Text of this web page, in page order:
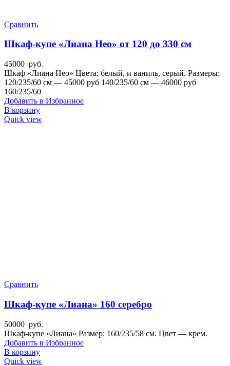
Сравнить
Шкаф-купе «Лиана Нео» от 120 до 330 см
45000 руб.
Шкаф «Лиана Нео» Цвета: белый, и ваниль, серый. Размеры:
120/235/60 см — 45000 руб 140/235/60 см — 46000 руб
160/235/60
Добавить в Избранное
В корзину
Quick view
Сравнить
Шкаф-купе «Лиана» 160 серебро
50000 руб.
Шкаф-купе «Лиана» Размер: 160/235/58 см. Цвет — крем.
Добавить в Избранное
В корзину
Quick view